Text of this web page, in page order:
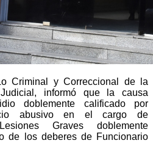
Criminal y Correccional de la
informó que
la causa
doblemente calificado por
abusivo en el cargo de
Graves doblemente
de los deberes de Funcionario